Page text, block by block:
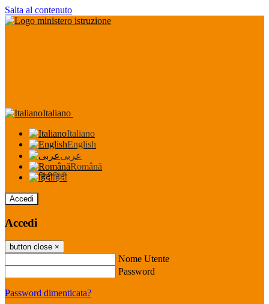
Salta al contenuto
Italiano
Italiano
English
عربى
Română
हिंदी
Accedi
Accedi
button close ×
Nome Utente
Password
Password dimenticata?